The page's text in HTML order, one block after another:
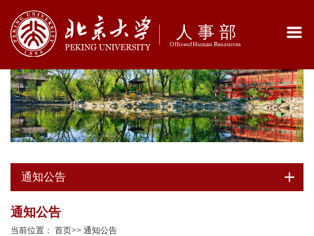
通知公告
通知公告
当前位置： 首页>> 通知公告